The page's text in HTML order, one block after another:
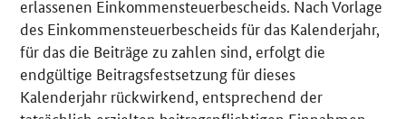
erlassenen Einkommensteuerbescheids. Nach Vorlage
des Einkommensteuerbescheids für das Kalenderjahr,
für das die Beiträge zu zahlen sind, erfolgt die
endgültige Beitragsfestsetzung für dieses
Kalenderjahr rückwirkend, entsprechend der